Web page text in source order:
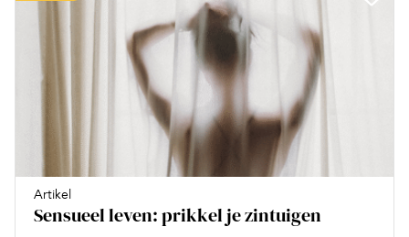
Artikel
Sensueel leven: prikkel je zintuigen